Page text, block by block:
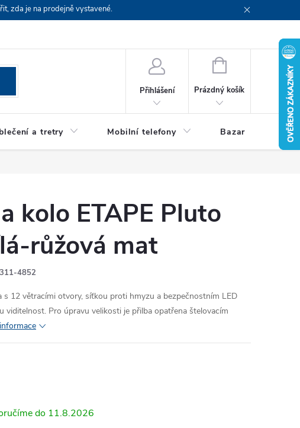
zda je na prodejně vystavené.
Přihlášení
NÁKUPNÍ
Prázdný košík
a tretry Mobilní telefony Bazar Servis
kolo ETAPE Pluto
růžová mat
4852
s 12 větracími otvory, síťkou proti hmyzu a bezpečnostním LED
viditelnost. Pro úpravu velikosti je přilba opatřena štelovacím
11.8.2026